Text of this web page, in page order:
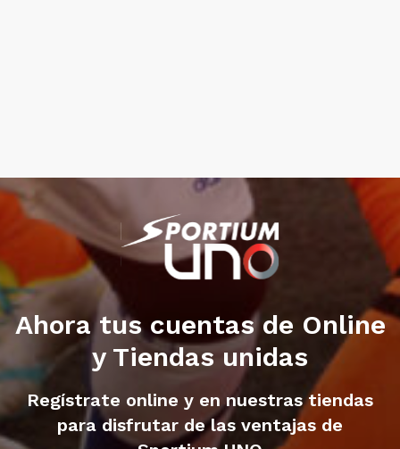
Ahora tus cuentas de Online
y Tiendas unidas
Regístrate online y en nuestras tiendas
para disfrutar de las ventajas de